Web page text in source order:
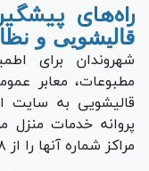
راه‌های
قالیشویی و
شهروندان برای
مطبوعات، معابر
قالیشویی به سایت
پروانه خدمات منزل
مراکز شماره آنها را از ۱۱۸ دریافت کنند.